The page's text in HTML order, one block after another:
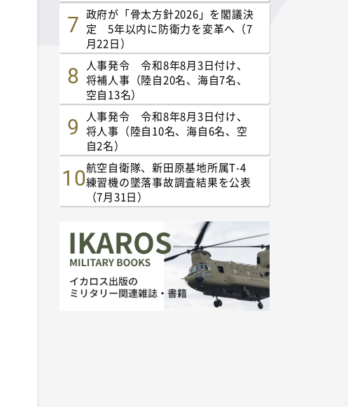
政府が「骨太方針2026」を閣議決
定 5年以内に防衛力を変革へ（7
月22日）
人事発令 令和8年8月3日付け、
将補人事（陸自20名、海自7名、
空自13名）
人事発令 令和8年8月3日付け、
将人事（陸自10名、海自6名、空
自2名）
航空自衛隊、新田原基地所属T-4
練習機の墜落事故調査結果を公表
（7月31日）